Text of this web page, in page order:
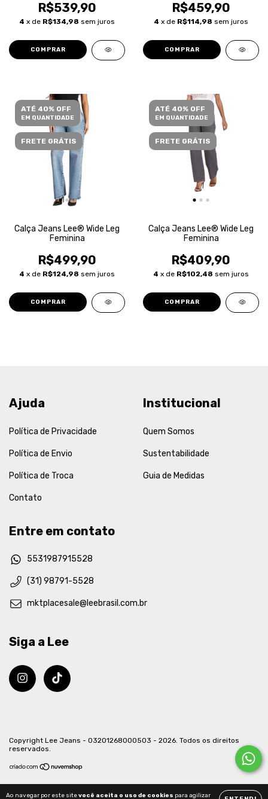
Ao navegar por este sitevocê aceita o uso de cookies para agilizar
R$539,90
4 x de R$134,98 sem juros
COMPRAR
R$459,90
4 x de R$114,98 sem juros
COMPRAR
ATÉ 40% OFF
EM QUANTIDADE
FRETE GRÁTIS
Calça Jeans Lee® Wide Leg
Feminina
R$499,90
4 x de R$124,98 sem juros
COMPRAR
ATÉ 40% OFF
EM QUANTIDADE
FRETE GRÁTIS
Calça Jeans Lee® Wide Leg
Feminina
R$409,90
4 x de R$102,48 sem juros
COMPRAR
Ajuda
Política de Privacidade
Política de Envio
Política de Troca
Contato
Institucional
Quem Somos
Sustentabilidade
Guia de Medidas
Entre em contato
5531987915528
(31) 98791-5528
mktplacesale@leebrasil.com.br
Siga a Lee
Copyright Lee Jeans - 03201268000503 - 2026. Todos os direitos
reservados.